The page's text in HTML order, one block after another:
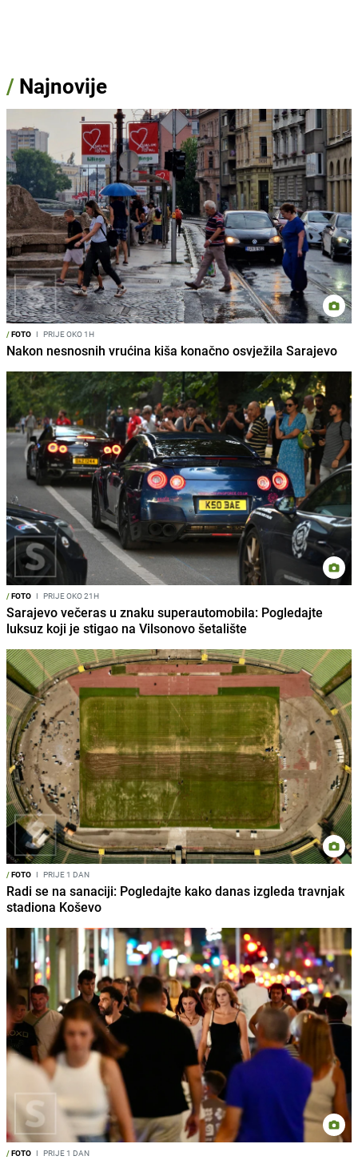
/ Najnovije
/FOTO I PRIJE OKO 1H
Nakon nesnosnih vrućina kiša konačno osvježila Sarajevo
/FOTO I PRIJE OKO 21H
Sarajevo večeras u znaku superautomobila: Pogledajte
luksuz koji je stigao na Vilsonovo šetalište
/FOTO I PRIJE 1 DAN
Radi se na sanaciji: Pogledajte kako danas izgleda travnjak
stadiona Koševo
/FOTO I PRIJE 1 DAN